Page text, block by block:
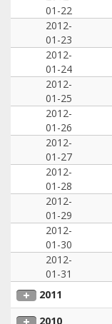
01-22
2012-
01-23
2012-
01-24
2012-
01-25
2012-
01-26
2012-
01-27
2012-
01-28
2012-
01-29
2012-
01-30
2012-
01-31
2011
2010